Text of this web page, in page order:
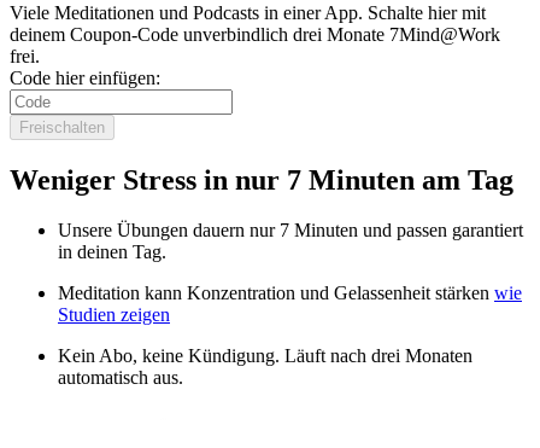
Viele Meditationen und Podcasts in einer App. Schalte hier mit
deinem Coupon-Code unverbindlich drei Monate 7Mind@Work
frei.
Code hier einfügen:
Freischalten
Weniger Stress in nur 7 Minuten am Tag
Unsere Übungen dauern nur 7 Minuten und passen garantiert
in deinen Tag.
Meditation kann Konzentration und Gelassenheit stärken wie
Studien zeigen
Kein Abo, keine Kündigung. Läuft nach drei Monaten
automatisch aus.